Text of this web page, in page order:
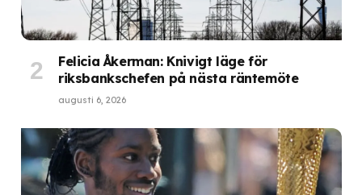
Felicia Åkerman: Knivigt läge för
riksbankschefen på nästa räntemöte
augusti 6, 2026